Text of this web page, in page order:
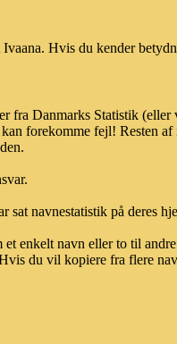
Hvis du kender
fra Danmarks Statistik
forekomme fejl! Resten
navnestatistik på deres
enkelt navn eller to til
du vil kopiere fra flere